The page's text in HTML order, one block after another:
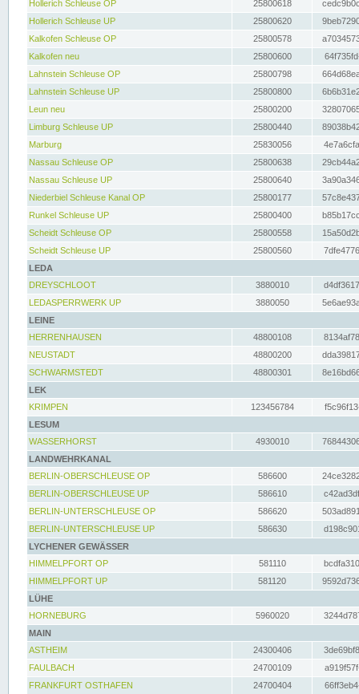
Hollerich Schleuse OP
25800618
Hollerich Schleuse UP
25800620
Kalkofen Schleuse OP
25800578
Kalkofen neu
25800600
Lahnstein Schleuse OP
25800798
Lahnstein Schleuse UP
25800800
Leun neu
25800200
Limburg Schleuse UP
25800440
Marburg
25830056
Nassau Schleuse OP
25800638
Nassau Schleuse UP
25800640
Niederbiel Schleuse Kanal OP
25800177
Runkel Schleuse UP
25800400
Scheidt Schleuse OP
25800558
Scheidt Schleuse UP
25800560
LEDA
DREYSCHLOOT
3880010
LEDASPERRWERK UP
3880050
LEINE
HERRENHAUSEN
48800108
NEUSTADT
48800200
SCHWARMSTEDT
48800301
LEK
KRIMPEN
123456784
LESUM
WASSERHORST
4930010
LANDWEHRKANAL
BERLIN-OBERSCHLEUSE OP
586600
BERLIN-OBERSCHLEUSE UP
586610
BERLIN-UNTERSCHLEUSE OP
586620
BERLIN-UNTERSCHLEUSE UP
586630
LYCHENER GEWÄSSER
HIMMELPFORT OP
581110
HIMMELPFORT UP
581120
LÜHE
HORNEBURG
5960020
MAIN
ASTHEIM
24300406
FAULBACH
24700109
FRANKFURT OSTHAFEN
24700404